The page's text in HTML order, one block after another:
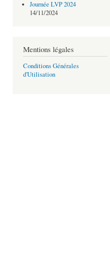
Journée LVP 2024
14/11/2024
Mentions légales
Conditions Générales
d'Utilisation